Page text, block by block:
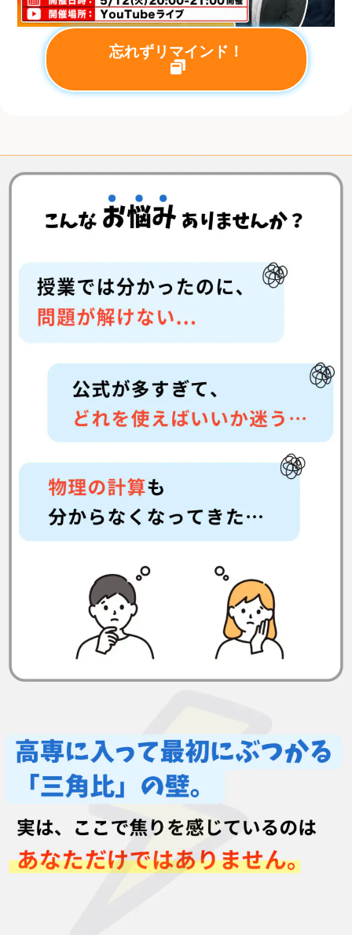
忘れずリマインド！